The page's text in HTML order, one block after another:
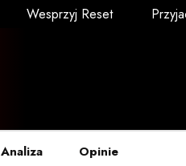
Wesprzyj Reset
Analiza Opinie